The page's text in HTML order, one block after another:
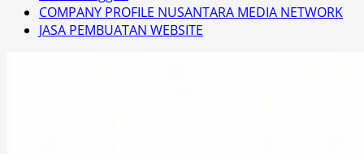
COMPANY PROFILE NUSANTARA MEDIA NETWORK
JASA PEMBUATAN WEBSITE